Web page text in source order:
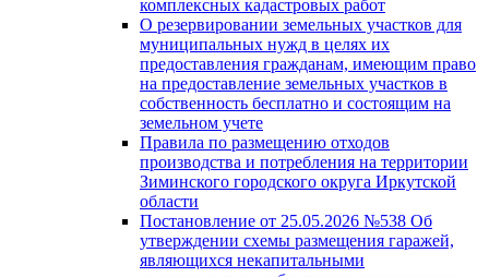
комплексных кадастровых работ
О резервировании земельных участков для
муниципальных нужд в целях их
предоставления гражданам, имеющим право
на предоставление земельных участков в
собственность бесплатно и состоящим на
земельном учете
Правила по размещению отходов
производства и потребления на территории
Зиминского городского округа Иркутской
области
Постановление от 25.05.2026 №538 Об
утверждении схемы размещения гаражей,
являющихся некапитальными